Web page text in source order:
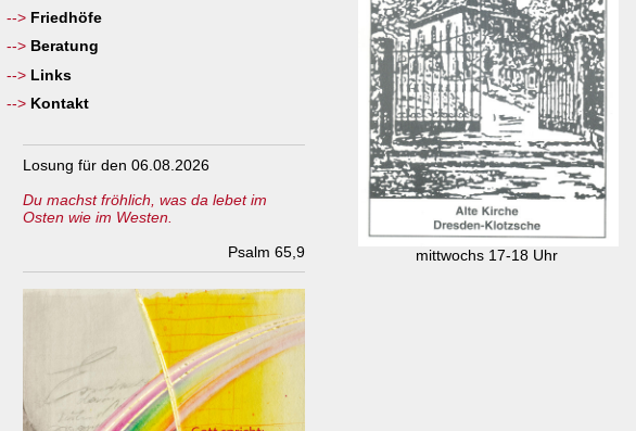
Friedhöfe
Beratung
Links
Kontakt
Losung für den 06.08.2026
Du machst fröhlich, was da lebet im
Osten wie im Westen.
Psalm 65,9
mittwochs 17-18 Uhr